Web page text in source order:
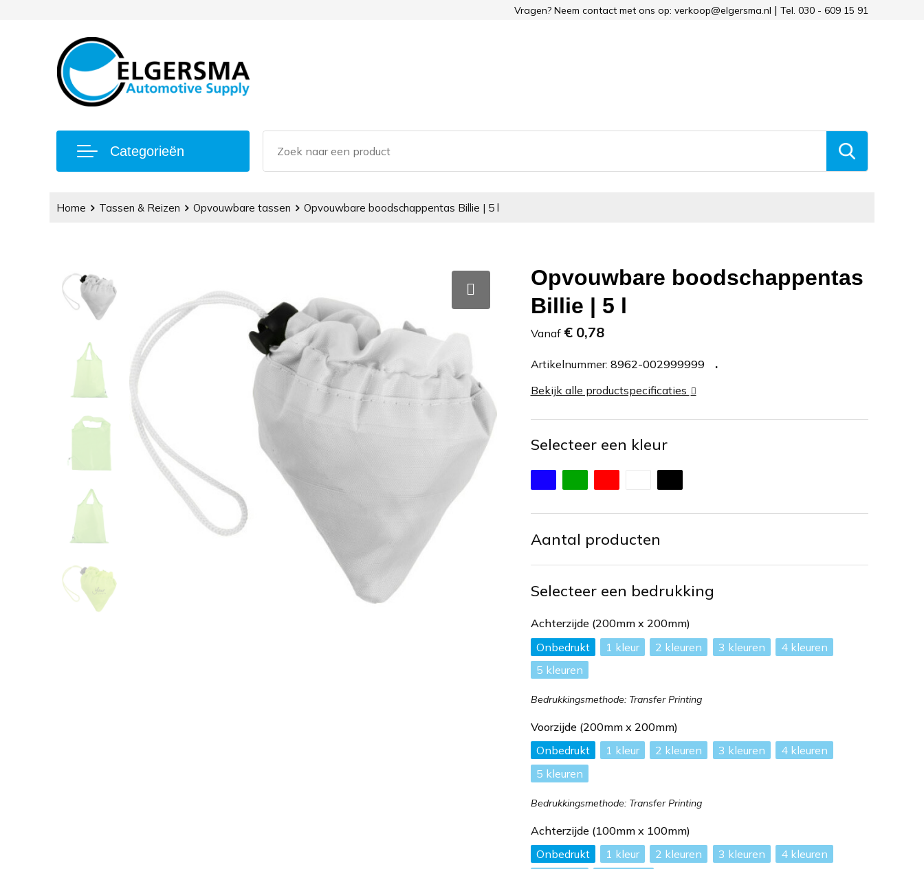
Vragen? Neem contact met ons op: verkoop@elgersma.nl Tel. 030 - 609 15 91
Categorieën
Home Tassen & Reizen Opvouwbare tassen Opvouwbare boodschappentas Billie | 5 l
Opvouwbare boodschappentas
Billie | 5 l
Vanaf € 0,78
Artikelnummer: 8962-002999999
Bekijk alle productspecificaties
Selecteer een kleur
Aantal producten
Selecteer een bedrukking
Achterzijde (200mm x 200mm)
Onbedrukt
1 2 3
4
5
Bedrukkingsmethode: Transfer Printing
Voorzijde (200mm x 200mm)
Onbedrukt
1 2 3
4
5
Bedrukkingsmethode: Transfer Printing
Achterzijde (100mm x 100mm)
Onbedrukt
1 2 3
4